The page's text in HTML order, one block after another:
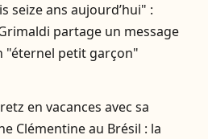
seize ans aujourd’hui" :
partage un message
"éternel petit garçon"
en vacances avec sa
Clémentine au Brésil : la